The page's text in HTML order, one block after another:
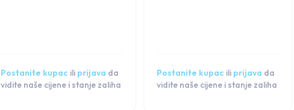
Postanite kupac ili prijava da
vidite naše cijene i stanje zaliha
Postanite kupac ili prijava da
vidite naše cijene i stanje zaliha